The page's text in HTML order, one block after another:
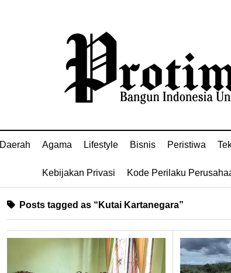
Daerah Agama Lifestyle Bisnis Peristiwa
Kebijakan Privasi Kode Perilaku
Posts tagged as “Kutai Kartanegara”